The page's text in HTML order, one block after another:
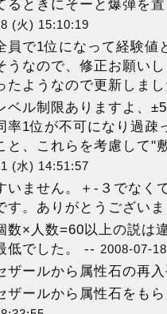
るときにそーと爆弾を
(火) 15:10:19
員で1位になって経験値
うなので、修正お願い
たようなので更新しま
ベル制限ありますよ、
率1位が不可になり過疎
と、これらを考慮して
(水) 14:51:57
いません。＋-３でなく
す。ありがとうござい
数×人数=60以上の説は
低でした。 -- 2008-07-
ザールから属性石の再
ザールから属性石をも